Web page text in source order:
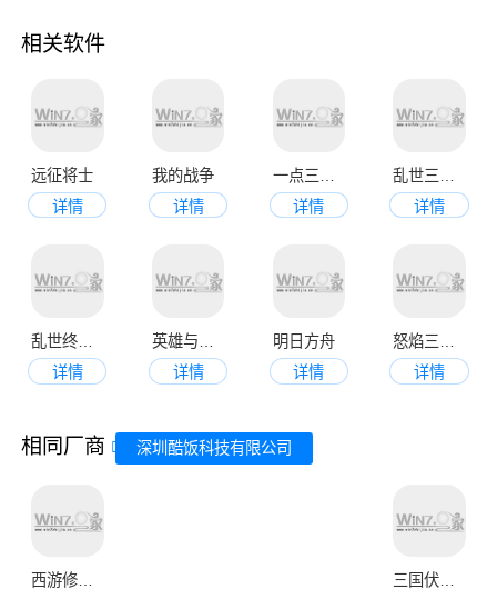
相关软件
远征将士
详情
我的战争
详情
详情
详情
乱世终结战
详情
详情
明日方舟
详情
详情
相同厂商 深圳酷饭科技有限公司
西游修仙记
三国伏魔录